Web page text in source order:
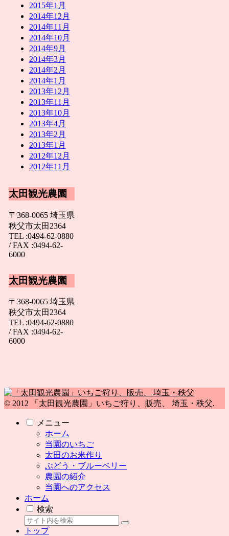
2015年1月
2014年12月
2014年11月
2014年10月
2014年9月
2014年3月
2014年2月
2014年1月
2013年12月
2013年11月
2013年10月
2013年4月
2013年2月
2013年1月
2012年12月
2012年11月
太田観光農園
〒368-0065 埼玉県
秩父市太田2364
TEL :0494-62-0880
/ FAX :0494-62-
6000
太田観光農園
〒368-0065 埼玉県
秩父市太田2364
TEL :0494-62-0880
/ FAX :0494-62-
6000
© 2012 「太田観光農園」いちご狩り、販売、 埼玉・秩父.
メニュー
ホーム
当園のいちご
太田のお米作り
ぶどう・ブルーベリー
農園の紹介
当園へのアクセス
ホーム
検索
トップ